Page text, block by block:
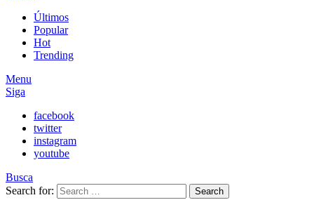
Últimos
Popular
Hot
Trending
Menu
Siga
facebook
twitter
instagram
youtube
Busca
Search for:
Search